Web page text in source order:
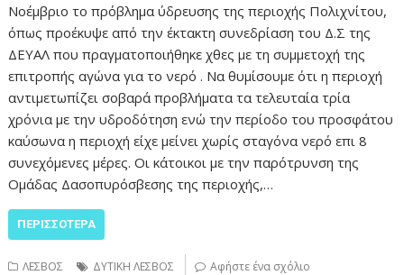
Νοέμβριο το πρόβλημα ύδρευσης της περιοχής Πολιχνίτου,
όπως προέκυψε από την έκτακτη συνεδρίαση του Δ.Σ της
ΔΕΥΑΛ που πραγματοποιήθηκε χθες με τη συμμετοχή της
επιτροπής αγώνα για το νερό . Να θυμίσουμε ότι η περιοχή
αντιμετωπίζει σοβαρά προβλήματα τα τελευταία τρία
χρόνια με την υδροδότηση ενώ την περίοδο του προσφάτου
καύσωνα η περιοχή είχε μείνει χωρίς σταγόνα νερό επι 8
συνεχόμενες μέρες. Οι κάτοικοι με την παρότρυνση της
Ομάδας Δασοπυρόσβεσης της περιοχής,…
ΠΕΡΙΣΣΌΤΕΡΑ
ΛΕΣΒΟΣ ΔΥΤΙΚΗ ΛΕΣΒΟΣ Αφήστε ένα σχόλιο